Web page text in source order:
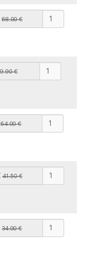
68.00 €
Dropdown
9.90 €
Dropdown
64.00 €
Dropdown
41.50 €
Dropdown
34.00 €
Dropdown